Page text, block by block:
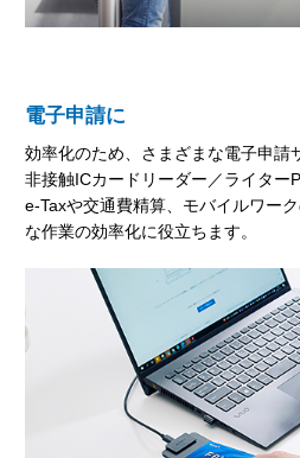
電子申請に
効率化のため、さまざまな電子申請
非接触ICカードリーダー／ライター
e-Taxや交通費精算、モバイルワー
な作業の効率化に役立ちます。